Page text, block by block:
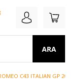
ARA
C43 ITALIAN GP